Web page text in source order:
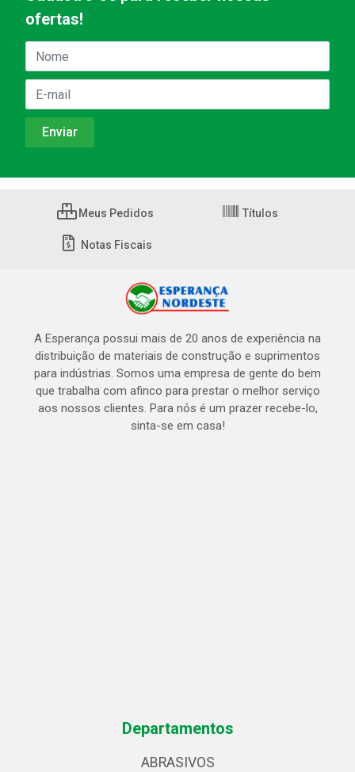
ofertas!
Meus Pedidos Títulos
Notas Fiscais
A Esperança possui mais de 20 anos de experiência na
distribuição de materiais de construção e suprimentos
para indústrias. Somos uma empresa de gente do bem
que trabalha com afinco para prestar o melhor serviço
aos nossos clientes. Para nós é um prazer recebe-lo,
sinta-se em casa!
Departamentos
ABRASIVOS